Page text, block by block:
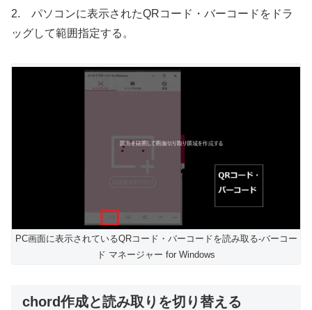
2. パソコンに表示されたQRコード・バーコードをドラ
ッグして範囲指定する。
PC画面に表示されているQRコード・バーコードを読み取る-バーコー
ド マネージャー for Windows
chord作成と読み取りを切り替える